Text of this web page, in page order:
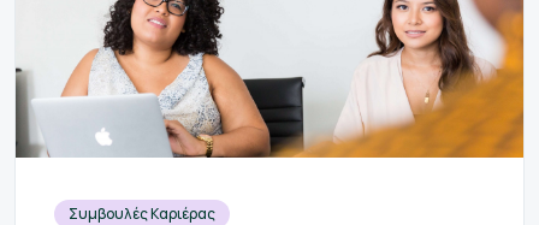
Συμβουλές Καριέρας